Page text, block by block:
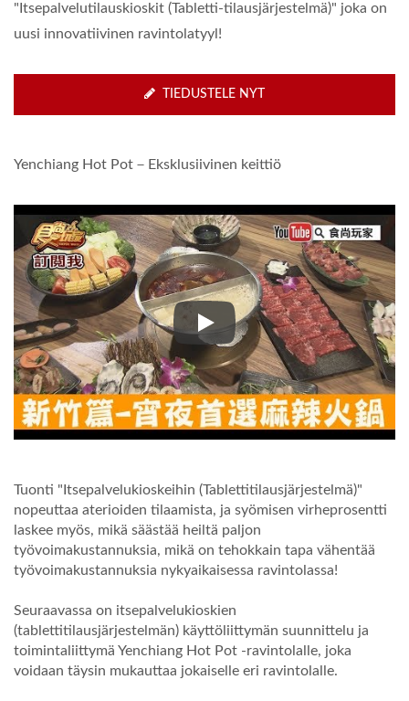
"Itsepalvelutilauskioskit (Tabletti-tilausjärjestelmä)" joka on
uusi innovatiivinen ravintolatyyl!
TIEDUSTELE NYT
Yenchiang Hot Pot－Eksklusiivinen keittiö
Yenchiang Hot Pot－
Tuonti "Itsepalvelukioskeihin (Tablettitilausjärjestelmä)"
nopeuttaa aterioiden tilaamista, ja syömisen virheprosentti
laskee myös, mikä säästää heiltä paljon
työvoimakustannuksia, mikä on tehokkain tapa vähentää
työvoimakustannuksia nykyaikaisessa ravintolassa!
Seuraavassa on itsepalvelukioskien
(tablettitilausjärjestelmän) käyttöliittymän suunnittelu ja
toimintaliittymä Yenchiang Hot Pot -ravintolalle, joka
voidaan täysin mukauttaa jokaiselle eri ravintolalle.